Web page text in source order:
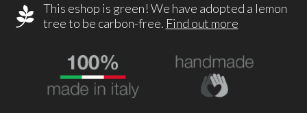
This eshop is green! We have adopted a lemon
tree to be carbon-free. Find out more